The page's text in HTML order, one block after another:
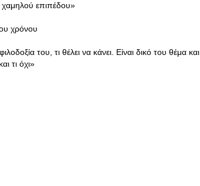
χαμηλού επιπέδου»
χρόνου
του, τι θέλει να κάνει. Είναι δικό του θέμα και
τι όχι»